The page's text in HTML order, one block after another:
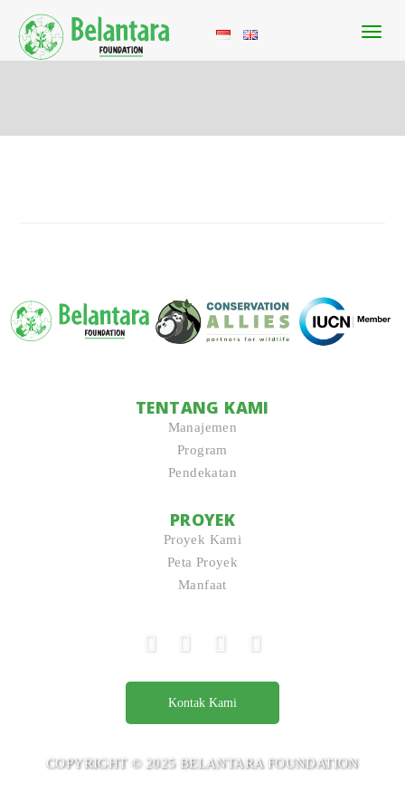
TENTANG KAMI
Manajemen
Program
Pendekatan
PROYEK
Proyek Kami
Peta Proyek
Manfaat
Kontak Kami
COPYRIGHT © 2025 BELANTARA FOUNDATION